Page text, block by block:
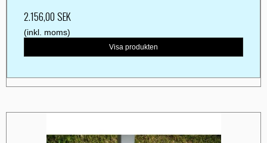
2.156,00 SEK
(inkl. moms)
Visa produkten